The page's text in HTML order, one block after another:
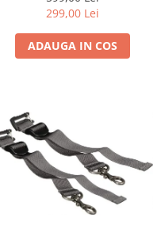
299,00 Lei
ADAUGA IN COS